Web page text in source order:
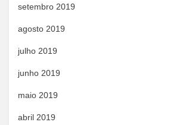
setembro 2019
agosto 2019
julho 2019
junho 2019
maio 2019
abril 2019